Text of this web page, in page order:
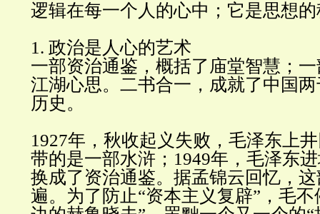
逻辑在每一个人的心中；它是思想
1. 政治是人心的艺术
一部资治通鉴，概括了庙堂智慧；
江湖心思。二书合一，成就了中国
历史 。
1927年，秋收起义失败，毛泽东上
带的是一部水浒； 1949年，毛泽东
换成了资治通鉴。据孟锦云回忆，
遍。为了防止“资本主义复辟” ，毛